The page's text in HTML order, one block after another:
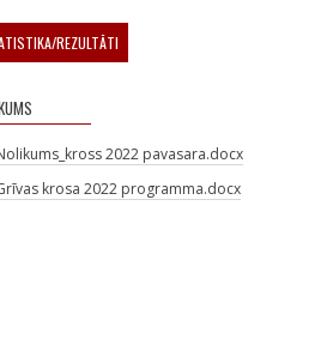
REZULTĀTI
2022 pavasara.docx
krosa 2022 programma.docx